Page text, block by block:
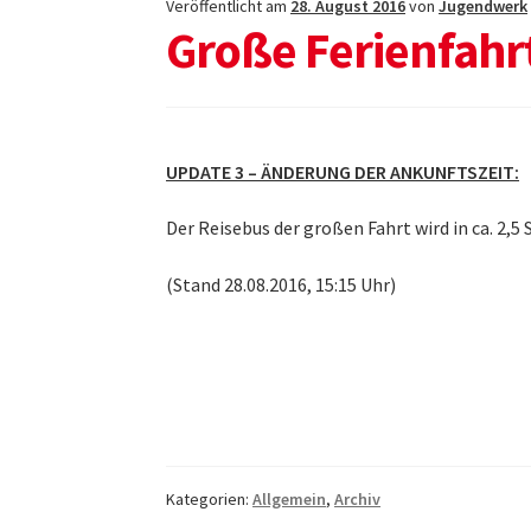
Veröffentlicht am 28. August 2016vonJugendwerk
Große
UPDATE 3 – ÄNDERUNG DER ANKUNFTSZEIT:
Der Reisebus der großen Fahrt wird in ca.
(Stand 28.08.2016, 15:15 Uhr)
Kategorien:Allgemein,Archiv